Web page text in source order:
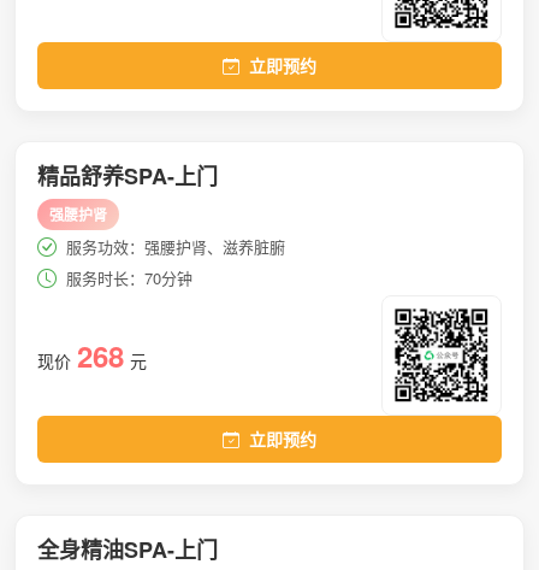
立即预约
精品舒养SPA-上门
强腰护肾
服务功效：强腰护肾、滋养脏腑
服务时长：70分钟
现价 268 元
立即预约
全身精油SPA-上门